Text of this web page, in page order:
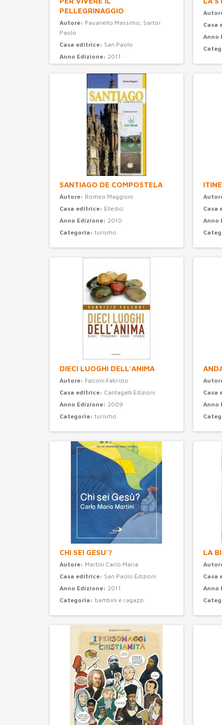
PELLEGRINAGGIO
Autore: Pavanello Massimo, Sartor
Paolo
Casa editrice: San Paolo
Anno Edizione: 2011
Casa
Anno
SANTIAGO DE COMPOSTELA
Autore: Romeo Maggioni
Casa editrice: Elledici
Anno Edizione: 2010
Categoria: turismo
Casa
Anno
DIECI LUOGHI DELL'ANIMA
Autore: Falconi Fabrizio
Casa editrice: Cantagalli Edizioni
Anno Edizione: 2009
Categoria: turismo
Casa
Anno
CHI SEI GESU'?
Autore: Martini Carlo Maria
Casa editrice: San Paolo Edizioni
Anno Edizione: 2011
Categoria: bambini e ragazzi
LA
Casa
Anno